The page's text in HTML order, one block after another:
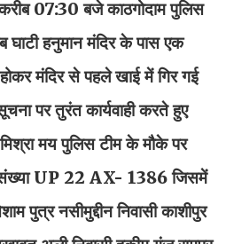
07:30 बजे काठगोदाम पुलिस
घाटी हनुमान मंदिर के पास एक
मंदिर से पहले खाई में गिर गई
पर तुरंत कार्यवाही करते हुए
मिश्रा मय पुलिस टीम के मौके पर
संख्या UP 22 AX- 1386 जिसमें
पुत्र नसीमुद्दीन निवासी काशीपुर